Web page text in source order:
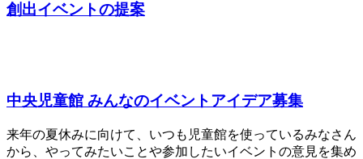
創出イベントの提案
中央児童館 みんなのイベントアイデア募集
来年の夏休みに向けて、いつも児童館を使っているみなさん
から、やってみたいことや参加したいイベントの意見を集め